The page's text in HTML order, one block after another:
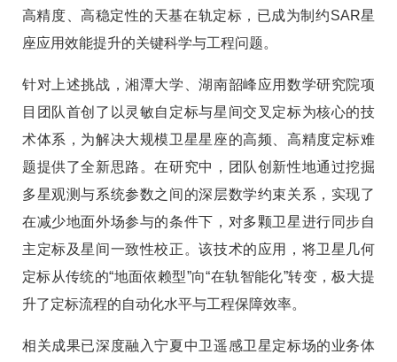
高精度、高稳定性的天基在轨定标，已成为制约SAR星
座应用效能提升的关键科学与工程问题。
针对上述挑战，湘潭大学、湖南韶峰应用数学研究院项
目团队首创了以灵敏自定标与星间交叉定标为核心的技
术体系，为解决大规模卫星星座的高频、高精度定标难
题提供了全新思路。在研究中，团队创新性地通过挖掘
多星观测与系统参数之间的深层数学约束关系，实现了
在减少地面外场参与的条件下，对多颗卫星进行同步自
主定标及星间一致性校正。该技术的应用，将卫星几何
定标从传统的“地面依赖型”向“在轨智能化”转变，极大提
升了定标流程的自动化水平与工程保障效率。
相关成果已深度融入宁夏中卫遥感卫星定标场的业务体